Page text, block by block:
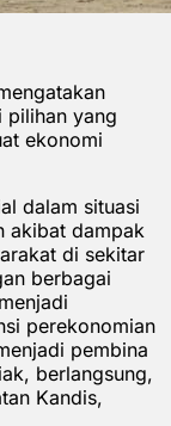
pilihan yang
ekonomi
dalam situasi
akibat dampak
di sekitar
berbagai
perekonomian
pembina
berlangsung,
Kandis,